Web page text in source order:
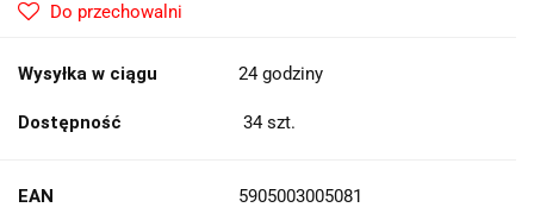
Do przechowalni
Wysyłka w ciągu 24 godziny
Dostępność 34 szt.
EAN 5905003005081